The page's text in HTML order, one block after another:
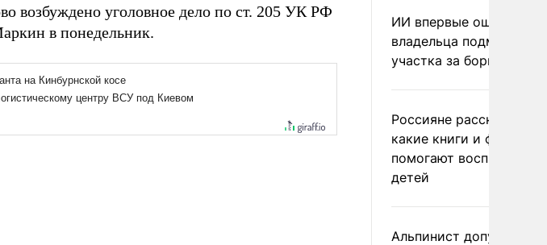
возбуждено уголовное дело по ст. 205 УК РФ
в понедельник.
ИИ впервые
владельца
участка за борщевик
Россияне рассказали,
какие книги и фильмы
помогают воспитывать
детей
Альпинист допустил